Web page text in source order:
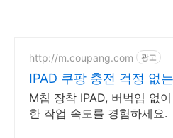
http://m.coupang.com 광고
IPAD 쿠팡 충전 걱정 없
M칩 장착 IPAD, 버벅임 없
한 작업 속도를 경험하세요.